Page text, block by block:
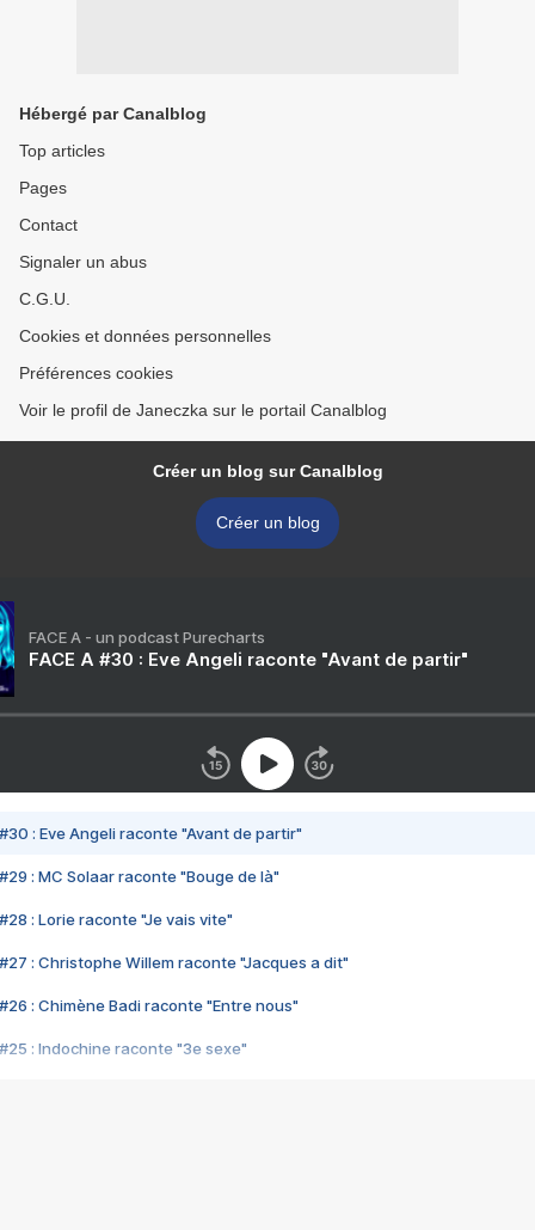
Hébergé par Canalblog
Top articles
Pages
Contact
Signaler un abus
C.G.U.
Cookies et données personnelles
Préférences cookies
Voir le profil de Janeczka sur le portail Canalblog
Créer un blog sur Canalblog
Créer un blog
FACE A - un podcast Purecharts
FACE A #30 : Eve Angeli raconte "Avant de partir"
#30 : Eve Angeli raconte "Avant de partir"
#29 : MC Solaar raconte "Bouge de là"
#28 : Lorie raconte "Je vais vite"
#27 : Christophe Willem raconte "Jacques a dit"
#26 : Chimène Badi raconte "Entre nous"
#25 : Indochine raconte "3e sexe"